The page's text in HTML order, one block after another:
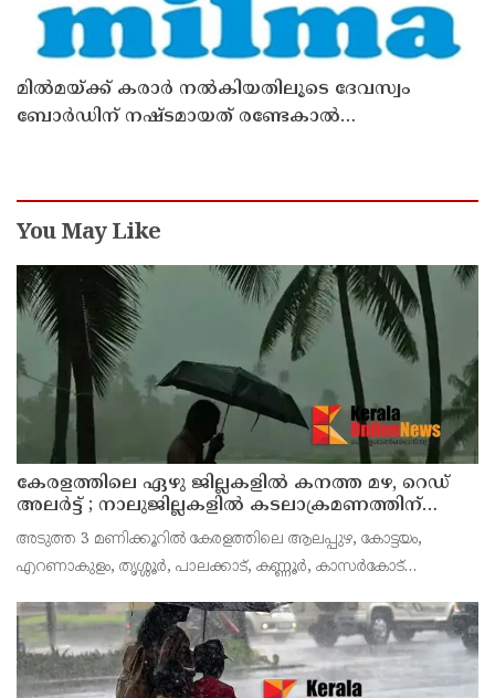
മില്‍മയ്ക്ക് കരാര്‍ നല്‍കിയതിലൂടെ ദേവസ്വം
ബോര്‍ഡിന് നഷ്ടമായത് രണ്ടേകാല്‍
You May Like
കേരളത്തിലെ ഏഴു ജില്ലകളിൽ കനത്ത മഴ, റെഡ്
അലർട്ട് ; നാലുജില്ലകളിൽ കടലാക്രമണത്തിന്
സാധ്യത
അടുത്ത 3 മണിക്കൂറിൽ കേരളത്തിലെ ആലപ്പുഴ, കോട്ടയം,
എറണാകുളം, തൃശ്ശൂർ, പാലക്കാട്, കണ്ണൂർ, കാസർകോട്
ശക്തമായ മഴയ്ക്കും മണിക്കൂറിൽ 50 കി.മീ വ